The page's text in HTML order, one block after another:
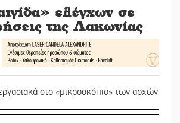
ελέγχων σε
της Λακωνίας
στο «μικροσκόπιο» των αρχών